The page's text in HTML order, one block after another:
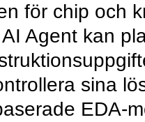
för chip och
Agent kan
sina
EDA-